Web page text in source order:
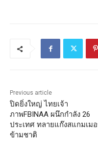
Previous article
ปิดยิ่งใหญ่ ไทยเจ้า
ภาพFBINAA ผนึกกำลัง 26
ประเทศ ทลายแก๊งสแกมเม
ข้ามชาติ